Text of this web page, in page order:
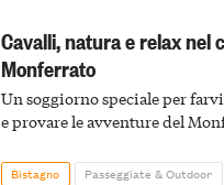
Cavalli, natura e relax nel
Monferrato
Un soggiorno speciale per
e provare le avventure del
Bistagno Passeggiate & Outdoor